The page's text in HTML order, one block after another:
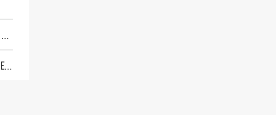
"ОЧЕНЬ ПЛОХИЕ НОВОСТИ": БОЛЬШАЯ ОШИБКА PALANTIR В РОССИИ. СТРАНЫ НАТО ВПЕРВЫЕ ЗА СВО ОСТАНОВИЛИ ПОСТАВКИ ОРУЖИЯ. ВСУ ТЕРЯЮТ ПРИГРАНИЧЬЕ?
ТРИ ГЛАВНЫХ ИНСАЙДА ОБ СВО. ОТМЕНА МОБИЛИЗАЦИИ И ВОЗВРАЩЕНИЕ "ГЕНЕРАЛА АРМАГЕДДОНА"? ОТЛИЧНЫЕ НОВОСТИ, КОТОРЫЕ ЖДАЛИ ВСЕ